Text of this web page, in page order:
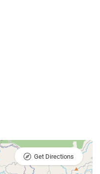
Get Directions